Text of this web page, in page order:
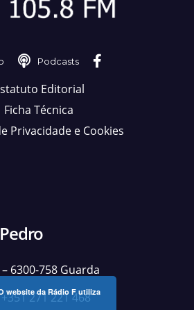
Podcasts
Editorial
Ficha Técnica
Privacidade e Cookies
6300-758 Guarda
271 221 468
website da Rádio F utiliza